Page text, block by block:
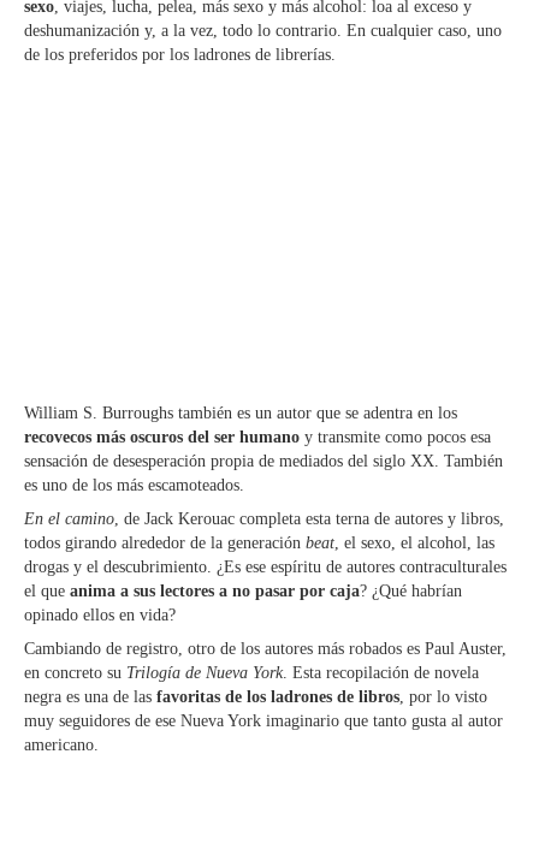
sexo , viajes, lucha, pelea, más sexo y más alcohol: loa al exceso y
deshumanización y, a la vez, todo lo contrario. En cualquier caso, uno
de los preferidos por los ladrones de librerías.
William S. Burroughs también es un autor que se adentra en los
recovecos más oscuros del ser humano y transmite como pocos esa
sensación de desesperación propia de mediados del siglo XX. También
es uno de los más escamoteados.
En el camino , de Jack Kerouac completa esta terna de autores y libros,
todos girando alrededor de la generación beat , el sexo, el alcohol, las
drogas y el descubrimiento. ¿Es ese espíritu de autores contraculturales
el que anima a sus lectores a no pasar por caja? ¿Qué habrían
opinado ellos en vida?
Cambiando de registro, otro de los autores más robados es Paul Auster,
en concreto su Trilogía de Nueva York. Esta recopilación de novela
negra es una de las favoritas de los ladrones de libros , por lo visto
muy seguidores de ese Nueva York imaginario que tanto gusta al autor
americano.